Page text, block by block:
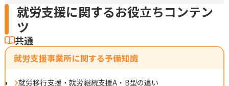
就労支援に関するお役立ちコンテン
ツ
共通
就労支援事業所に関する予備知識
就労移行支援・就労継続支援A・B型の違い